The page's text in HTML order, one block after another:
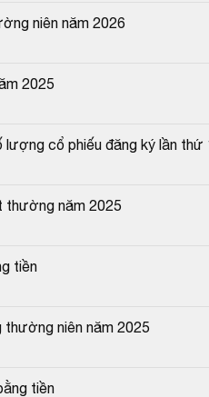
niên năm 2026
2025
lượng cổ phiếu đăng ký lần thứ
thường năm 2025
tiền
niên năm 2025
tiền